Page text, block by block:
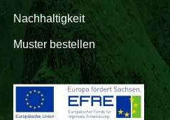
Nachhaltigkeit
Muster bestellen